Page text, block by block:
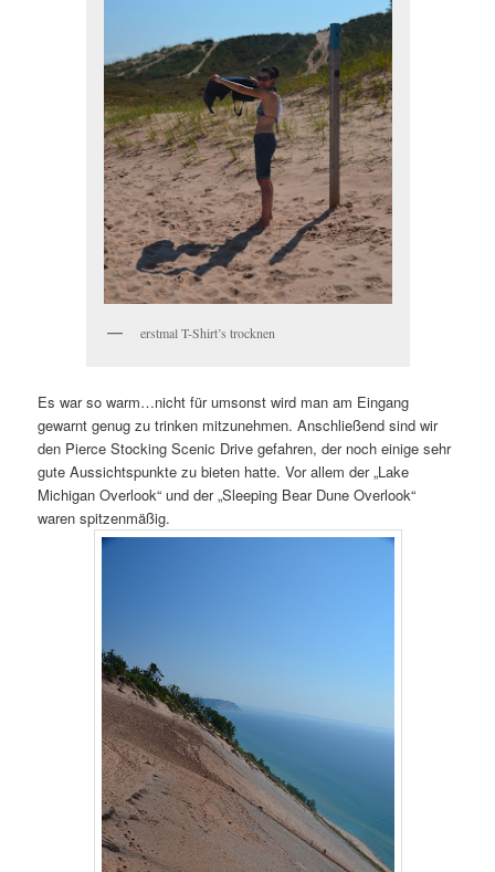
erstmal T-Shirt’s trocknen
Es war so warm…nicht für umsonst wird man am Eingang
gewarnt genug zu trinken mitzunehmen. Anschließend sind wir
den Pierce Stocking Scenic Drive gefahren, der noch einige sehr
gute Aussichtspunkte zu bieten hatte. Vor allem der „Lake
Michigan Overlook“ und der „Sleeping Bear Dune Overlook“
waren spitzenmäßig.